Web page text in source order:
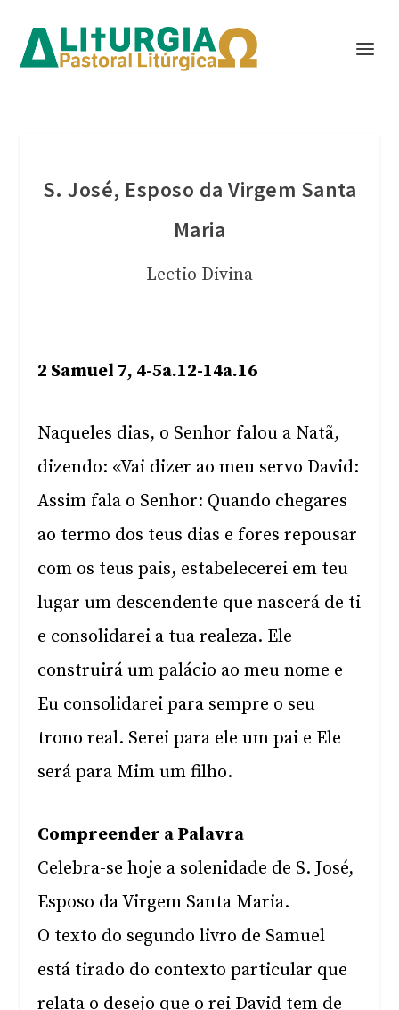
S. José, Esposo da Virgem Santa
Maria
Lectio Divina
2 Samuel 7, 4-5a.12-14a.16
Naqueles dias, o Senhor falou a Natã,
dizendo: «Vai dizer ao meu servo David:
Assim fala o Senhor: Quando chegares
ao termo dos teus dias e fores repousar
com os teus pais, estabelecerei em teu
lugar um descendente que nascerá de ti
e consolidarei a tua realeza. Ele
construirá um palácio ao meu nome e
Eu consolidarei para sempre o seu
trono real. Serei para ele um pai e Ele
será para Mim um filho.
Compreender a Palavra
Celebra-se hoje a solenidade de S. José,
Esposo da Virgem Santa Maria.
O texto do segundo livro de Samuel
está tirado do contexto particular que
relata o desejo que o rei David tem de